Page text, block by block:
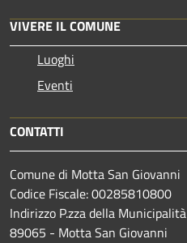
VIVERE IL COMUNE
Luoghi
Eventi
CONTATTI
Comune di Motta San Giovanni
Codice Fiscale: 00285810800
Indirizzo P.zza della Municipalità
89065 - Motta San Giovanni